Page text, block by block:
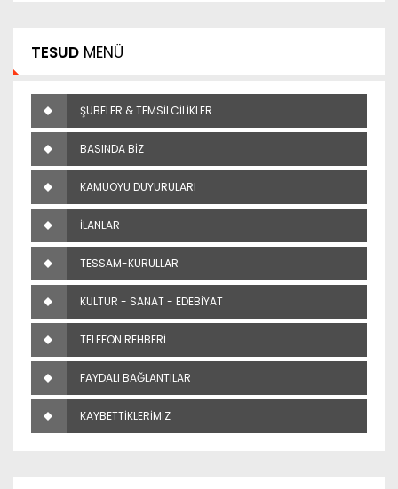
TESUD MENÜ
ŞUBELER & TEMSİLCİLİKLER
BASINDA BİZ
KAMUOYU DUYURULARI
İLANLAR
TESSAM-KURULLAR
KÜLTÜR - SANAT - EDEBİYAT
TELEFON REHBERİ
FAYDALI BAĞLANTILAR
KAYBETTİKLERİMİZ